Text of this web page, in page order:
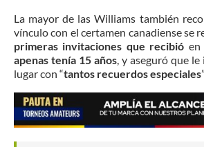
La mayor de las Williams también
vínculo con el certamen canadiense se
primeras invitaciones que recibió en
apenas tenía 15 años , y aseguró que
lugar con “tantos recuerdos especiales